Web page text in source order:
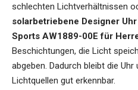
schlechten Lichtverhältnissen
solarbetriebene Designer
Sports AW1889-00E für
Beschichtungen, die Licht
abgeben. Dadurch bleibt die
Lichtquellen gut erkennbar.